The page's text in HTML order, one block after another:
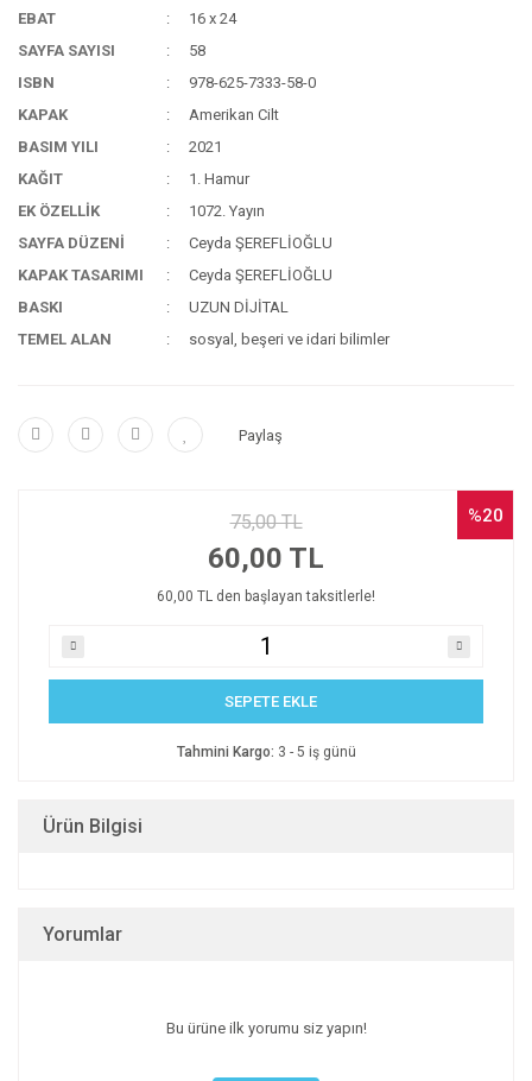
EBAT
16 x 24
SAYFA SAYISI
58
ISBN
978-625-7333-58-0
KAPAK
Amerikan Cilt
BASIM YILI
2021
KAĞIT
1. Hamur
EK ÖZELLİK
1072. Yayın
SAYFA DÜZENİ
Ceyda ŞEREFLİOĞLU
KAPAK TASARIMI
Ceyda ŞEREFLİOĞLU
BASKI
UZUN DİJİTAL
TEMEL ALAN
sosyal, beşeri ve idari bilimler
Paylaş
%20
75,00 TL
60,00 TL
60,00 TL den başlayan taksitlerle!
SEPETE EKLE
Tahmini Kargo: 3 - 5 iş günü
Ürün Bilgisi
Yorumlar
Bu ürüne ilk yorumu siz yapın!